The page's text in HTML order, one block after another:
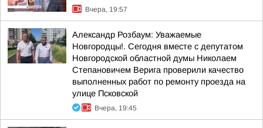
Вчера, 19:57
Александр Розбаум: Уважаемые
Новгородцы!. Сегодня вместе с депутатом
Новгородской областной думы Николаем
Степановичем Верига проверили качество
выполненных работ по ремонту проезда на
улице Псковской
Вчера, 19:45